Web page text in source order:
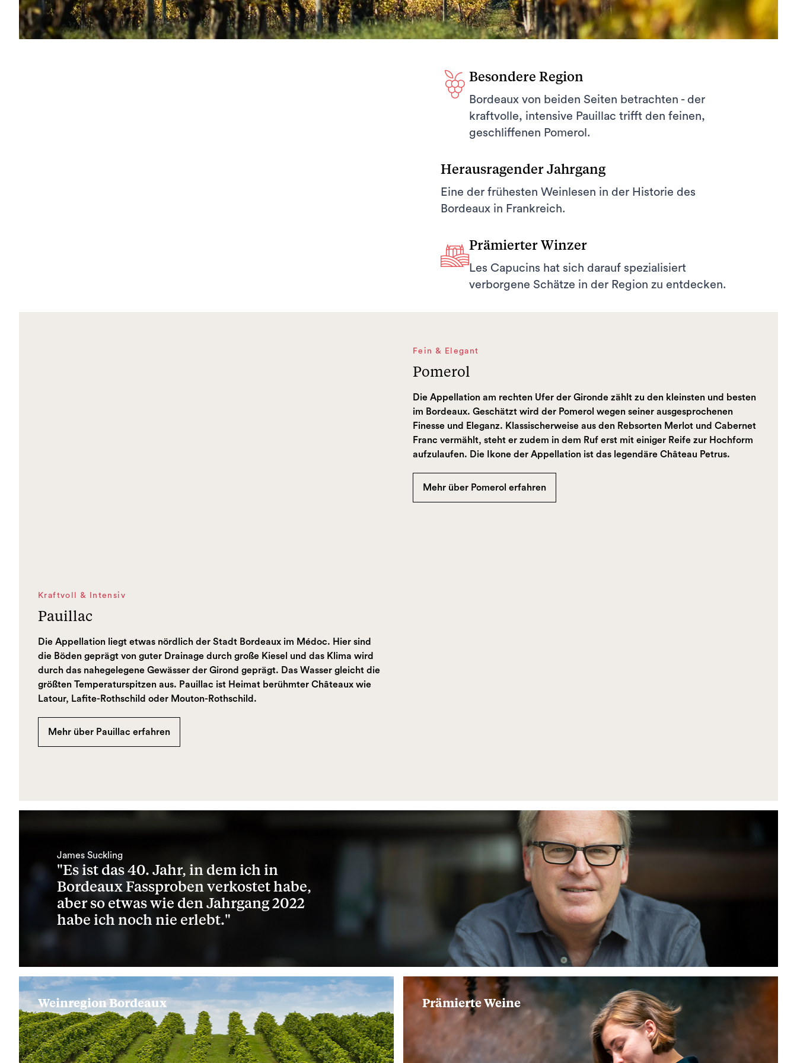
Besondere Region
Bordeaux von beiden Seiten betrachten - der
kraftvolle, intensive Pauillac trifft den feinen,
geschliffenen Pomerol.
Herausragender Jahrgang
Eine der frühesten Weinlesen in der Historie des
Bordeaux in Frankreich.
Prämierter Winzer
Les Capucins hat sich darauf spezialisiert
verborgene Schätze in der Region zu entdecken.
Fein & Elegant
Pomerol
Die Appellation am rechten Ufer der Gironde zählt zu den kleinsten und besten
im Bordeaux. Geschätzt wird der Pomerol wegen seiner ausgesprochenen
Finesse und Eleganz. Klassischerweise aus den Rebsorten Merlot und Cabernet
Franc vermählt, steht er zudem in dem Ruf erst mit einiger Reife zur Hochform
aufzulaufen. Die Ikone der Appellation ist das legendäre Château Petrus.
Mehr über Pomerol erfahren
Kraftvoll & Intensiv
Pauillac
Die Appellation liegt etwas nördlich der Stadt Bordeaux im Médoc. Hier sind
die Böden geprägt von guter Drainage durch große Kiesel und das Klima wird
durch das nahegelegene Gewässer der Girond geprägt. Das Wasser gleicht die
größten Temperaturspitzen aus. Pauillac ist Heimat berühmter Châteaux wie
Latour, Lafite-Rothschild oder Mouton-Rothschild.
Mehr über Pauillac erfahren
James Suckling
"Es ist das 40. Jahr, in dem ich in
Bordeaux Fassproben verkostet habe,
aber so etwas wie den Jahrgang 2022
habe ich noch nie erlebt."
Weinregion Bordeaux Prämierte Weine